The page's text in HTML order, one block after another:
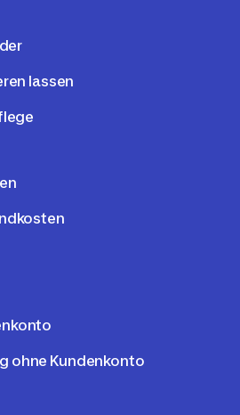
lassen
ohne Kundenkonto